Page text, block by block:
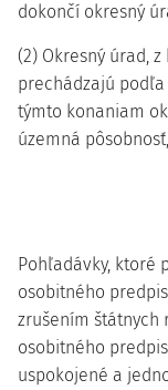
dokončí okresný
(2) Okresný úrad,
prechádzajú
týmto konaniam
územná
Pohľadávky, ktoré
osobitného
zrušením štátnych
osobitného
uspokojené a